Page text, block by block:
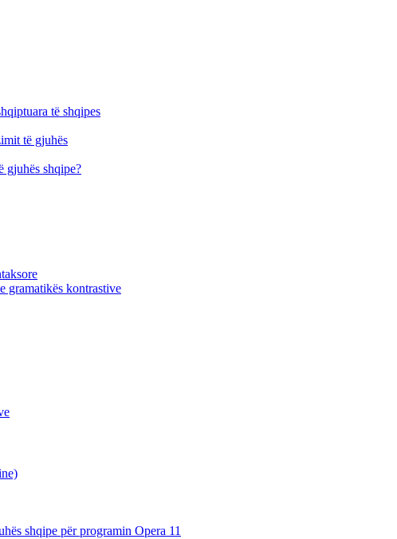
të shqipes
të gjuhës
gjuhës shqipe?
gramatikës kontrastive
shqipe për programin Opera 11